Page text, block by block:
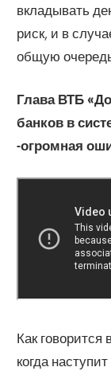
вкладывать
риск, и в
общую
Глава ВТБ
банков в
-огромная
Как говорится
когда